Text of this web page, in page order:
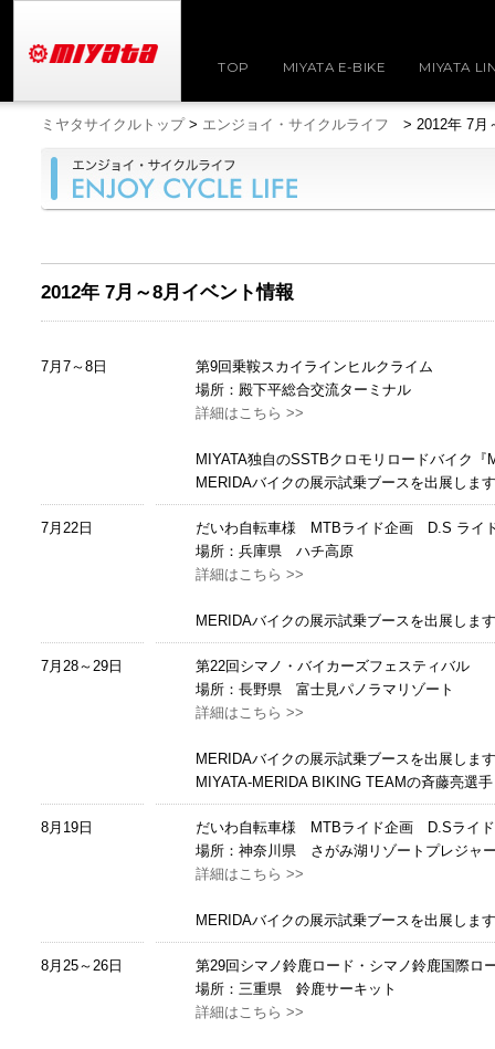
TOP MIYATA E-BIKE MIYATA
ミヤタサイクルトップ> エンジョイ・サイクルライフ > 2012年 7月
2012年 7月～8月イベント情報
7月7～8日
第9回乗鞍スカイラインヒルクライム
場所：殿下平総合交流ターミナル
詳細はこちら >>
MIYATA独自のSSTBクロモリロードバイク
MERIDAバイクの展示試乗ブースを出展しま
7月22日
だいわ自転車様 MTBライド企画 D.S ライ
場所：兵庫県 ハチ高原
詳細はこちら >>
MERIDAバイクの展示試乗ブースを出展しま
7月28～29日
第22回シマノ・バイカーズフェスティバル
場所：長野県 富士見パノラマリゾート
詳細はこちら >>
MERIDAバイクの展示試乗ブースを出展しま
MIYATA-MERIDA BIKING TEAMの斉藤亮選
8月19日
だいわ自転車様 MTBライド企画 D.Sライド
場所：神奈川県 さがみ湖リゾートプレジャ
詳細はこちら >>
MERIDAバイクの展示試乗ブースを出展しま
8月25～26日
第29回シマノ鈴鹿ロード・シマノ鈴鹿国際ロ
場所：三重県 鈴鹿サーキット
詳細はこちら >>